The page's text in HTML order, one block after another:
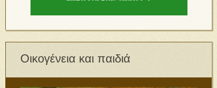
Οικογένεια και παιδιά